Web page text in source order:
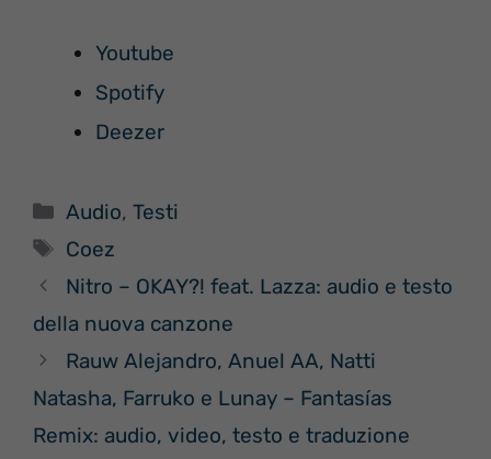
Youtube
Spotify
Deezer
Categorie
Audio,Testi
Tag
Coez
Nitro – OKAY?! feat. Lazza: audio e testo
della nuova canzone
Rauw Alejandro, Anuel AA, Natti
Natasha, Farruko e Lunay – Fantasías
Remix: audio, video, testo e traduzione